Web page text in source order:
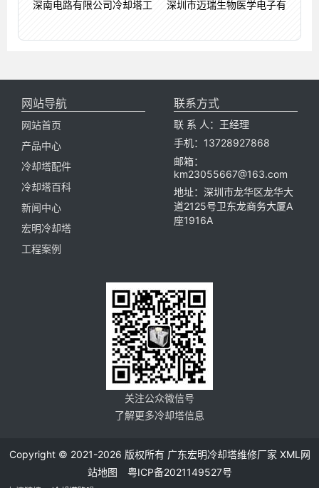
深南电路有限公司冷却塔工 深圳市迈瑞生物医学电子有
网站导航
网站首页
产品中心
冷却塔配件
冷却塔百科
新闻中心
宏明冷却塔
工程案例
联系方式
联 系 人：王经理
手机：13728927868
邮箱：
km23055667@163.com
地址：深圳市龙华区龙华大
道2125号卫东龙商务大厦A
座1916A
关注公众微信号
了解更多冷却塔信息
Copyright © 2021-2026 版权所有 广东宏明冷却塔维修厂家 XML网
站地图
粤ICP备2021149527号